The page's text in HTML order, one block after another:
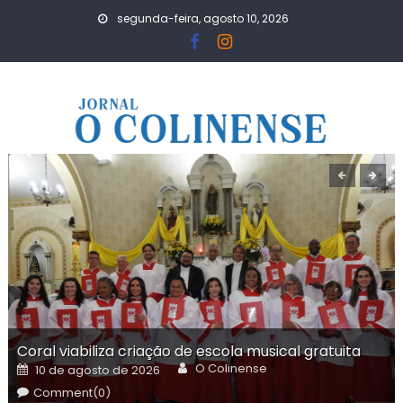
segunda-feira, agosto 10, 2026
Coral viabiliza criação de escola musical gratuita
Posted
on
10 de agosto de 2026 Author
O Colinense
Comment(0)